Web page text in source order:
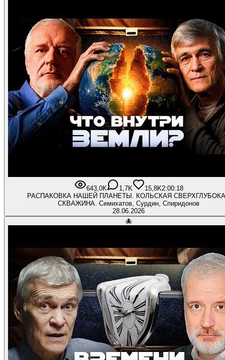
643,0K 1,7K 15,8K2:00:18
РАСПАКОВКА НАШЕЙ ПЛАНЕТЫ. КОЛЬСКАЯ
СКВАЖИНА. Семихатов, Сурдин, Спиридонов
28.06.2026
🐙